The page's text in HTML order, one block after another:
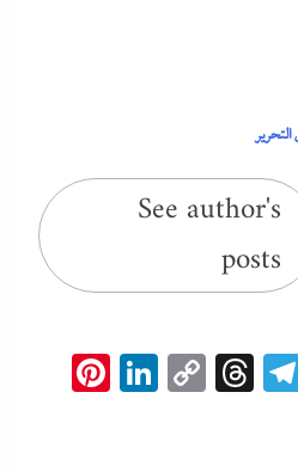
التحرير
See author's
posts
WhatsApp
Telegram
Threads
Copy